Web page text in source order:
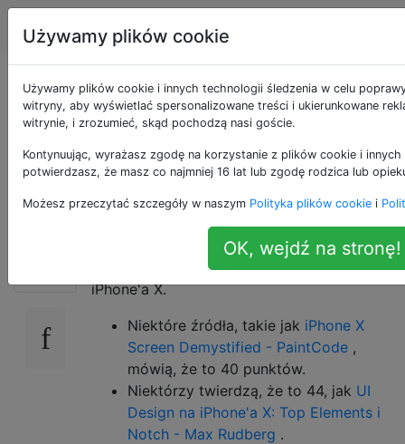
Apple Tagi
Jaki jest ostateczny
promień narożny
iPhone'a X?
Eksperymentowałem i nie znalazłem żadnego
rozstrzygającego promienia narożnika dla
iPhone'a X.
Niektóre źródła, takie jak iPhone X
Screen Demystified - PaintCode ,
mówią, że to 40 punktów.
Niektórzy twierdzą, że to 44, jak UI
Design na iPhone'a X: Top Elements i
Notch - Max Rudberg .
Używamy plików cookie
Używamy plików cookie i innych technologii śledzenia w celu
witryny, aby wyświetlać spersonalizowane treści i ukierunkowane
witrynie, i zrozumieć, skąd pochodzą nasi goście.
Kontynuując, wyrażasz zgodę na korzystanie z plików cookie i
potwierdzasz, że masz co najmniej 16 lat lub zgodę rodzica lub
Możesz przeczytać szczegóły w naszym Polityka plików cookie i
OK, wejdź na stronę!